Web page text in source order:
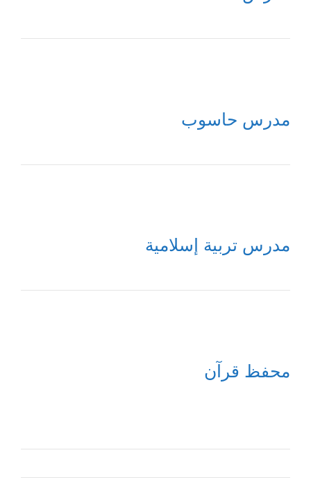
مدرس حاسوب
مدرس تربية إسلامية
محفظ قرآن